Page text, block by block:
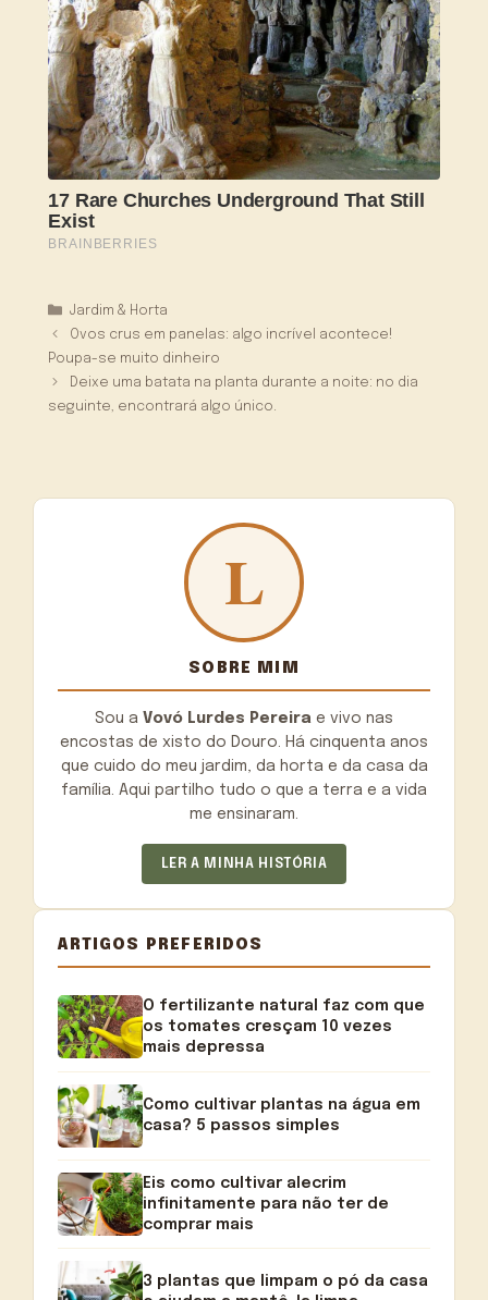
Categorias
Jardim & Horta
Ovos crus em panelas: algo incrível acontece!
Poupa-se muito dinheiro
Deixe uma batata na planta durante a noite: no dia
seguinte, encontrará algo único.
SOBRE MIM
Sou a Vovó Lurdes Pereira e vivo nas
encostas de xisto do Douro. Há cinquenta anos
que cuido do meu jardim, da horta e da casa da
família. Aqui partilho tudo o que a terra e a vida
me ensinaram.
LER A MINHA HISTÓRIA
ARTIGOS PREFERIDOS
O fertilizante natural faz com que
os tomates cresçam 10 vezes
mais depressa
Como cultivar plantas na água em
casa? 5 passos simples
Eis como cultivar alecrim
infinitamente para não ter de
comprar mais
3 plantas que limpam o pó da casa